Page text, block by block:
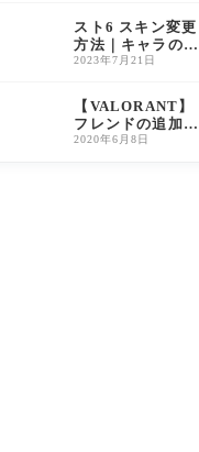
W2対応）
スト6 スキン変更
方法｜キャラの衣
装・コスチューム
2023年7月21日
【VALORANT】
フレンドの追加・
申請方法と「でき
2020年6月8日